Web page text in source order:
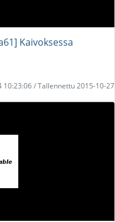
Kaivoksessa
10:23:06 / Tallennettu 2015-10-27